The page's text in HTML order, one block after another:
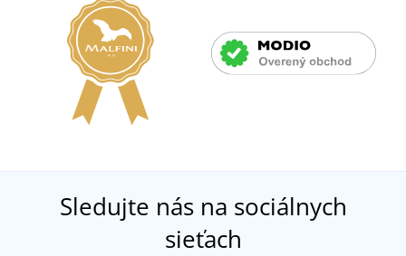
Sledujte nás na sociálnych
sieťach